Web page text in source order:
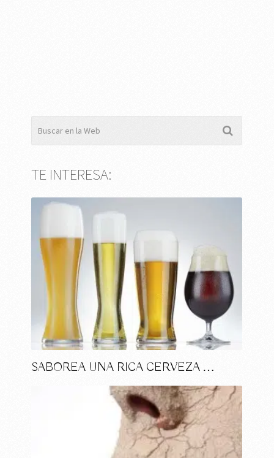
TE INTERESA:
SABOREA UNA RICA CERVEZA …